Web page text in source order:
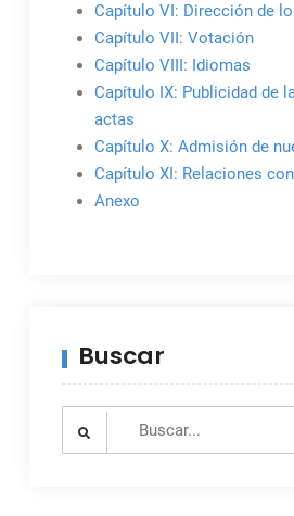
Capítulo VI: Dirección de
Capítulo VII: Votación
Capítulo VIII: Idiomas
Capítulo IX: Publicidad de
actas
Capítulo X: Admisión de
Capítulo XI: Relaciones
Anexo
Buscar
Search